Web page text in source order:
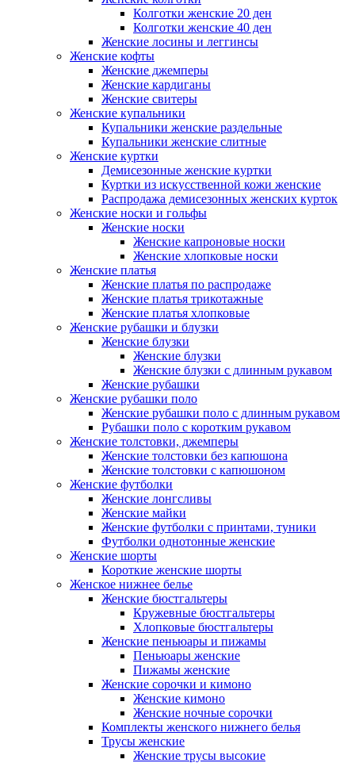
Колготки женские 20 ден
Колготки женские 40 ден
Женские лосины и леггинсы
Женские кофты
Женские джемперы
Женские кардиганы
Женские свитеры
Женские купальники
Купальники женские раздельные
Купальники женские слитные
Женские куртки
Демисезонные женские куртки
Куртки из искусственной кожи женские
Распродажа демисезонных женских курток
Женские носки и гольфы
Женские носки
Женские капроновые носки
Женские хлопковые носки
Женские платья
Женские платья по распродаже
Женские платья трикотажные
Женские платья хлопковые
Женские рубашки и блузки
Женские блузки
Женские блузки
Женские блузки с длинным рукавом
Женские рубашки
Женские рубашки поло
Женские рубашки поло с длинным рукавом
Рубашки поло с коротким рукавом
Женские толстовки, джемперы
Женские толстовки без капюшона
Женские толстовки с капюшоном
Женские футболки
Женские лонгсливы
Женские майки
Женские футболки с принтами, туники
Футболки однотонные женские
Женские шорты
Короткие женские шорты
Женское нижнее белье
Женские бюстгальтеры
Кружевные бюстгальтеры
Хлопковые бюстгальтеры
Женские пеньюары и пижамы
Пеньюары женские
Пижамы женские
Женские сорочки и кимоно
Женские кимоно
Женские ночные сорочки
Комплекты женского нижнего белья
Трусы женские
Женские трусы высокие